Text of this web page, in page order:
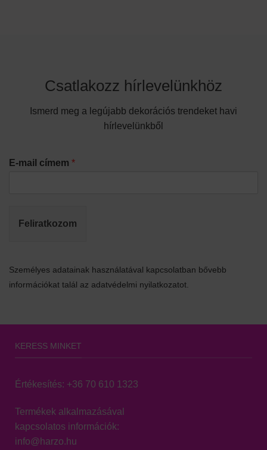
Csatlakozz hírlevelünkhöz
Ismerd meg a legújabb dekorációs trendeket havi
hírlevelünkből
E-mail címem *
Feliratkozom
Személyes adatainak használatával kapcsolatban bővebb
információkat talál az adatvédelmi nyilatkozatot.
KERESS MINKET
Értékesítés: +36 70 610 1323
Termékek alkalmazásával
kapcsolatos információk:
info@harzo.hu